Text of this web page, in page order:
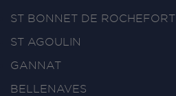
ST BONNET DE ROCHEFORT
ST AGOULIN
GANNAT
BELLENAVES